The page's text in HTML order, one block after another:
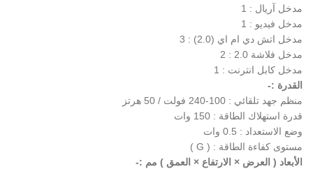
مدخل آريال : 1
مدخل فيديو : 1
مدخل اتش دي ام اي (2.0) : 3
مدخل فلاشة 2.0 : 2
مدخل كابل انترنت : 1
القدرة :-
منظم جهد تلقائي : 100-240 فولت / 50 هرتز
قدرة استهلاك الطاقة : 150 وات
وضع الاستعداد : 0.5 وات
مستوى كفاءة الطاقة : ( G )
الأبعاد ( العرض × الارتفاع × العمق ) مم :-